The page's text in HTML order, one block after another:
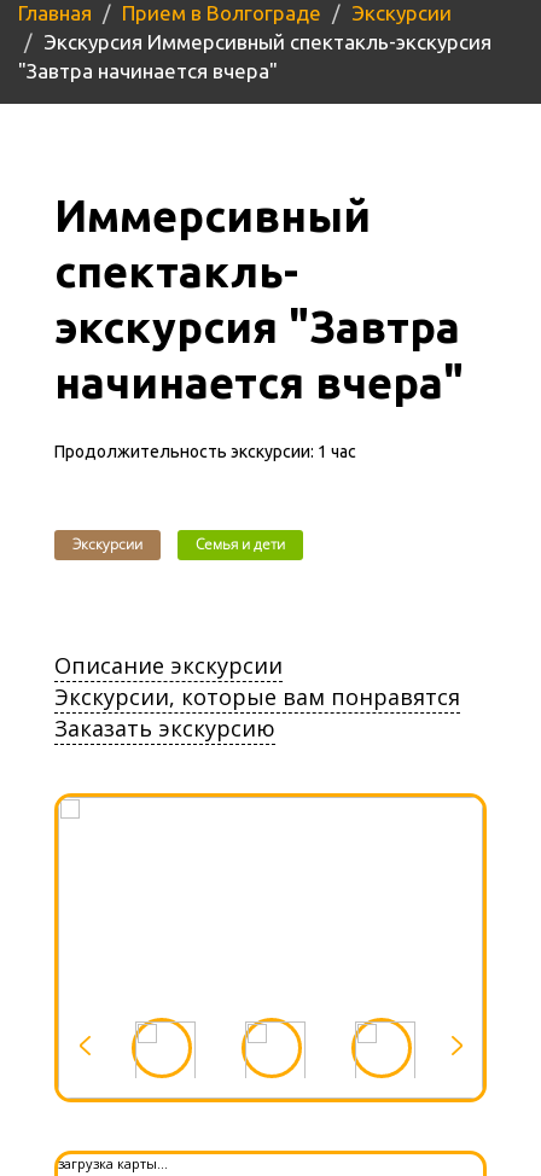
Главная Прием в Волгограде
Экскурсии
Экскурсия Иммерсивный спектакль-экскурсия
"Завтра начинается вчера"
Иммерсивный
спектакль-
экскурсия "Завтра
начинается вчера"
Продолжительность экскурсии: 1 час
Экскурсии Семья и дети
Описание экскурсии
Экскурсии, которые вам понравятся
Заказать экскурсию
загрузка карты...